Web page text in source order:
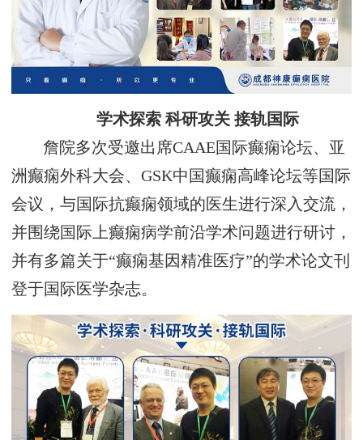
学术探索 科研攻关 接轨国际
詹院多次受邀出席CAAE国际癫痫论坛、亚
洲癫痫外科大会、GSK中国癫痫高峰论坛等国际
会议，与国际抗癫痫领域的医生进行深入交流，
并围绕国际上癫痫病学前沿学术问题进行研讨，
并有多篇关于“癫痫基因精准医疗”的学术论文刊
登于国际医学杂志。